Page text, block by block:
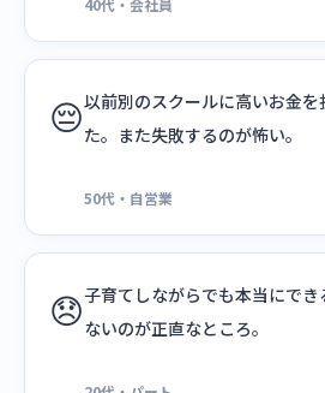
40代・会社員
😔以前別のスクールに高いお金
た。また失敗するのが怖い。
50代・自営業
😞子育てしながらでも本当にで
ないのが正直なところ。